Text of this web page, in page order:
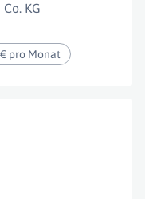
KG
pro Monat